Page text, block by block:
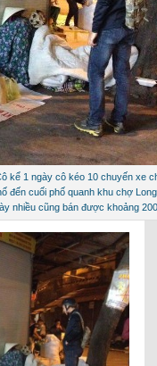
kể 1 ngày cô kéo 10 chuyến xe
đến cuối phố quanh khu chợ
nhiều cũng bán được khoảng